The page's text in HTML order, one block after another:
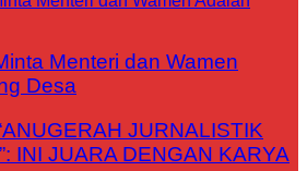
Menteri dan Wamen
Desa
JURNALISTIK
INI JUARA DENGAN KARYA